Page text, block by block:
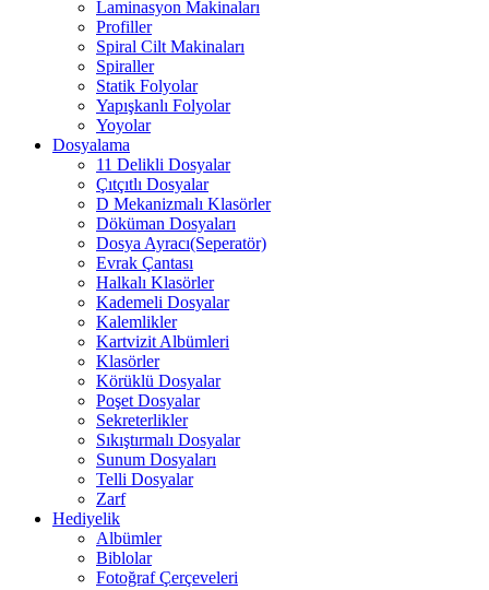
Laminasyon Makinaları
Profiller
Spiral Cilt Makinaları
Spiraller
Statik Folyolar
Yapışkanlı Folyolar
Yoyolar
Dosyalama
11 Delikli Dosyalar
Çıtçıtlı Dosyalar
D Mekanizmalı Klasörler
Döküman Dosyaları
Dosya Ayracı(Seperatör)
Evrak Çantası
Halkalı Klasörler
Kademeli Dosyalar
Kalemlikler
Kartvizit Albümleri
Klasörler
Körüklü Dosyalar
Poşet Dosyalar
Sekreterlikler
Sıkıştırmalı Dosyalar
Sunum Dosyaları
Telli Dosyalar
Zarf
Hediyelik
Albümler
Biblolar
Fotoğraf Çerçeveleri